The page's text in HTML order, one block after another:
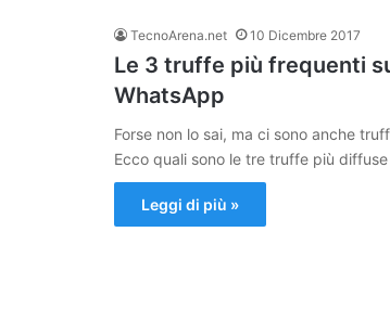
TecnoArena.net 10 Dicembre 2017
Le 3 truffe più frequenti
WhatsApp
Forse non lo sai, ma ci sono anche
Ecco quali sono le tre truffe più
Leggi di più »